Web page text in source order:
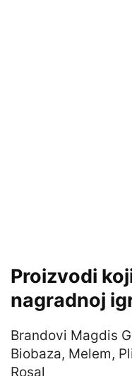
Proizvodi
nagradnoj
Brandovi Magdis
Biobaza, Melem,
Rosal